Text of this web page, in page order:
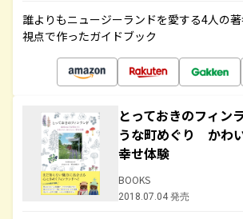
誰よりもニュージーランドを愛する4人の
視点で作ったガイドブック
とっておきのフィ
うな町めぐり かわ
幸せ体験
BOOKS
2018.07.04 発売